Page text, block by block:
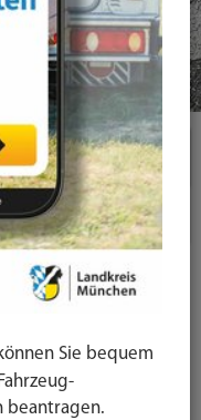
Sie bequem
beantragen.